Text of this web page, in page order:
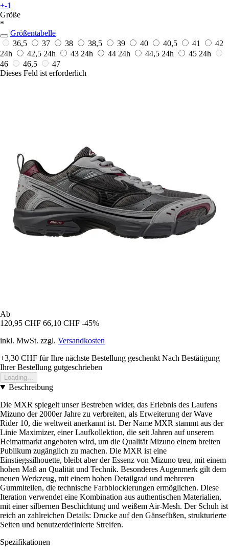
+-1
Größe
*
Größentabelle
36,5
37 38 38,5 39 40 40,5 41
42
24h
42,5 24h 43 24h 44 24h 44,5 24h 45 24h
46
46,5
47
Dieses Feld ist erforderlich
Ab
120,95 CHF 66,10 CHF -45%
inkl. MwSt. zzgl. Versandkosten
+3,30 CHF für Ihre nächste Bestellung geschenkt Nach Bestätigung
Ihrer Bestellung gutgeschrieben
Loading...
Beschreibung
Die MXR spiegelt unser Bestreben wider, das Erlebnis des Laufens
Mizuno der 2000er Jahre zu verbreiten, als Erweiterung der Wave
Rider 10, die weltweit anerkannt ist. Der Name MXR stammt aus der
Linie Maximizer, einer Laufkollektion, die seit Jahren auf unserem
Heimatmarkt angeboten wird, um die Qualität Mizuno einem breiten
Publikum zugänglich zu machen. Die MXR ist eine
Einstiegssilhouette, bleibt aber der Essenz von Mizuno treu, mit einem
hohen Maß an Qualität und Technik. Besonderes Augenmerk gilt dem
neuen Werkzeug, mit einem hohen Detailgrad und mehreren
Gummiteilen, die technische Farbblockierungen ermöglichen. Diese
Iteration verwendet eine Kombination aus authentischen Materialien,
mit einer silbernen Beschichtung und weißem Air-Mesh. Der Schuh ist
reich an zahlreichen Details: Drucke auf den Gänsefüßen, strukturierte
Seiten und benutzerdefinierte Streifen.
Spezifikationen